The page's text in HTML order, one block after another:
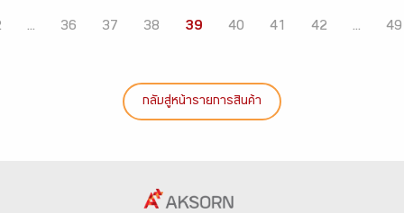
... 36 37 38 39 40 41 42 ... 49
กลับสู่หน้ารายการสินค้า